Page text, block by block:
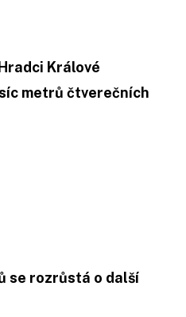
Králové
metrů čtverečních
se rozrůstá o další